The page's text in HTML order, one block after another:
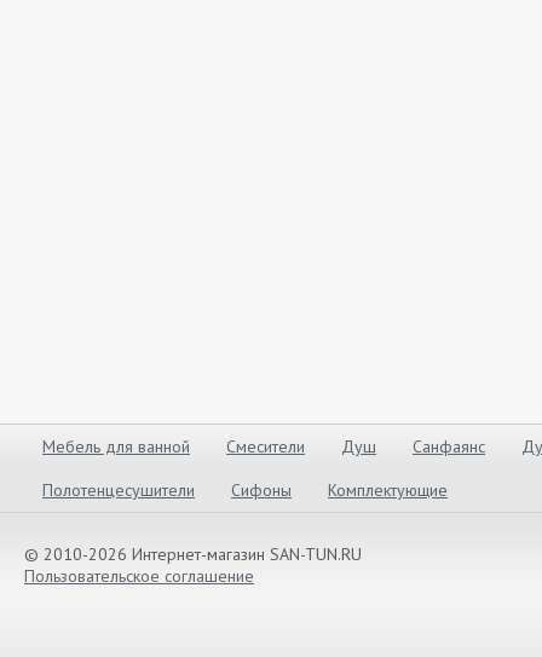
Мебель для ванной Смесители Душ Санфаянс
Полотенцесушители
Сифоны Комплектующие
© 2010-2026 Интернет-магазин SAN-TUN.RU
Пользовательское соглашение